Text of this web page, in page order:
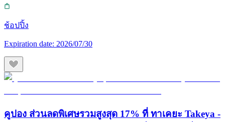
ช้อปปิ้ง
Expiration date: 2026/07/30
คูปอง ส่วนลดพิเศษรวมสูงสุด 17% ที่ ทาเคยะ Takeya -